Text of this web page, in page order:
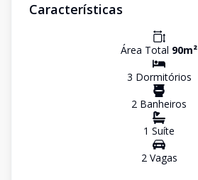
Características
Área Total 90m²
3 Dormitórios
2 Banheiros
1 Suíte
2Vagas